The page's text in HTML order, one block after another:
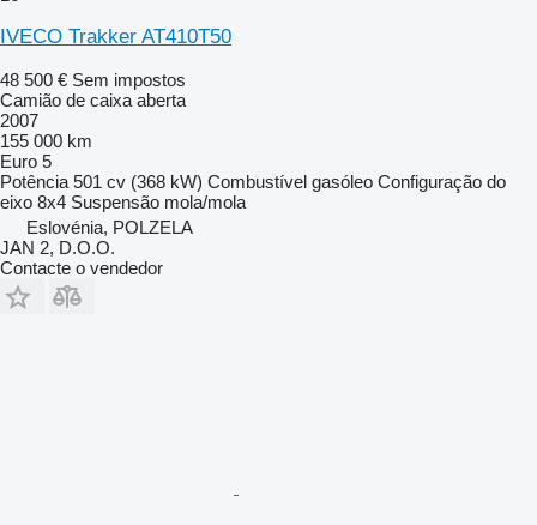
IVECO Trakker AT410T50
48 500 € Sem impostos
Camião de caixa aberta
2007
155 000 km
Euro 5
Potência 501 cv (368 kW) Combustível gasóleo Configuração do
eixo 8x4 Suspensão mola/mola
Eslovénia, POLZELA
JAN 2, D.O.O.
Contacte o vendedor